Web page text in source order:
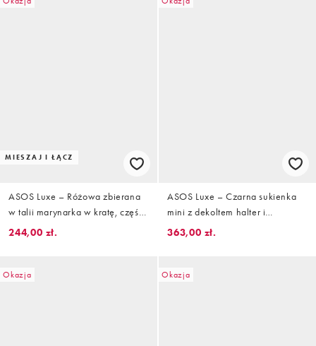
MIESZAJ I ŁĄCZ
ASOS Luxe – Różowa zbierana
w talii marynarka w kratę, część
zestawu
244,00 zł.
ASOS Luxe – Czarna sukienka
mini z dekoltem halter i
kontrastowym ozdobnym
363,00 zł.
Okazja Okazja